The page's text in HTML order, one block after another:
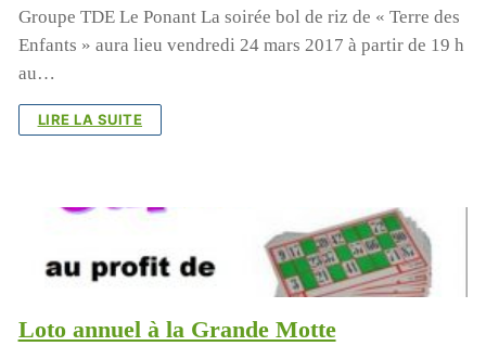
Groupe TDE Le Ponant La soirée bol de riz de « Terre des
Enfants » aura lieu vendredi 24 mars 2017 à partir de 19 h
au…
LIRE LA SUITE
Loto annuel à la Grande Motte